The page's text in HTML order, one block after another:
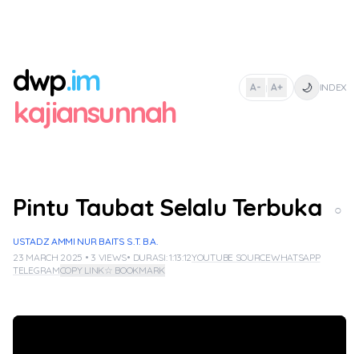
dwp.im
kajiansunnah
A- | A+ 🌙 INDEX
Pintu Taubat Selalu Terbuka ○
USTADZ AMMI NUR BAITS S.T. B.A.
23 MARCH 2025 • 3 VIEWS• DURASI: 1:13:12YOUTUBE SOURCEWHATSAPP
TELEGRAMCOPY LINK☆ BOOKMARK